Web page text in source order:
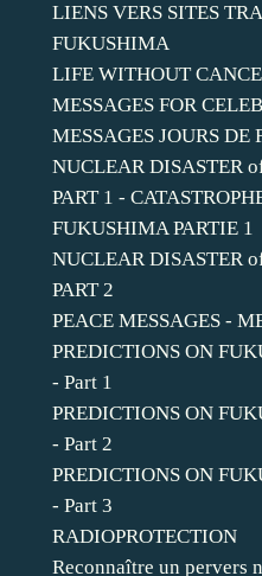
LIENS VERS SITES
FUKUSHIMA
LIFE WITHOUT
MESSAGES FOR
MESSAGES JOURS DE
NUCLEAR DISASTER
PART 1 -
FUKUSHIMA PARTIE 1
NUCLEAR DISASTER
PART 2
PEACE MESSAGES -
PREDICTIONS ON
- Part 1
PREDICTIONS ON
- Part 2
PREDICTIONS ON
- Part 3
RADIOPROTECTION
Reconnaître un pervers